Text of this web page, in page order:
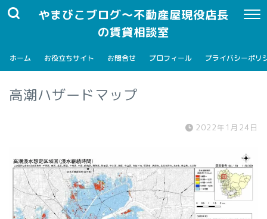
やまびこブログ～不動産屋現役店長
の賃貸相談室
ホーム お役立ちサイト お問合せ プロフィール プライバシーポリ
高潮ハザードマップ
2022年1月24日